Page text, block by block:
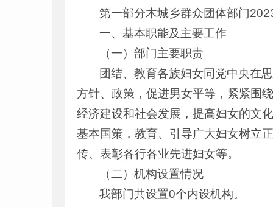
第一部分木城乡群众团体部门
一、基本职能及主要工作
（一）部门主要职责
团结、教育各族妇女同党中央在
方针、政策，促进男女平等，紧紧围
经济建设和社会发展，提高妇女的文
基本国策，教育、引导广大妇女树立
传、表彰各行各业先进妇女等。
（二）机构设置情况
我部门共设置0个内设机构。